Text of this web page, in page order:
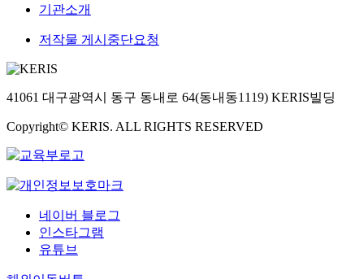
기관소개
저작물 게시중단요청
41061 대구광역시 동구 동내로 64(동내동1119) KERIS빌딩
Copyright© KERIS. ALL RIGHTS RESERVED
네이버 블로그
인스타그램
유튜브